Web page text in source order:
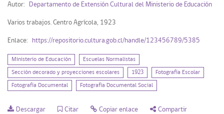
Mi Repositorio
Acceder
Registrarse
Autor: Departamento de Extensión Cultural del Ministerio de Educación
Varios trabajos. Centro Agrícola, 1923
Enlace: https://repositorio.cultura.gob.cl/handle/123456789/5385
Ministerio de Educación Escuelas Normalistas
Sección decorado y proyecciones escolares 1923 Fotografía Escolar
Fotografía Documental Fotografía Documental Social
Descargar Citar Copiar enlace Compartir